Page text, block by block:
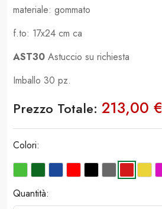
materiale: gommato
f.to: 17x24 cm ca
AST30 Astuccio su richiesta
Imballo 30 pz.
Prezzo Totale: 213,00 €
Colori:
Quantità: